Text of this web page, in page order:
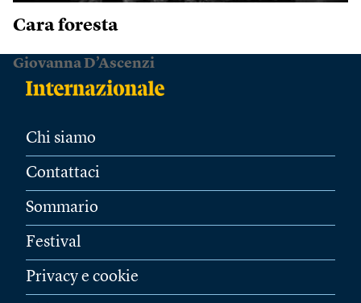
Cara foresta
Giovanna D’Ascenzi
Chi siamo
Contattaci
Sommario
Festival
Privacy e cookie